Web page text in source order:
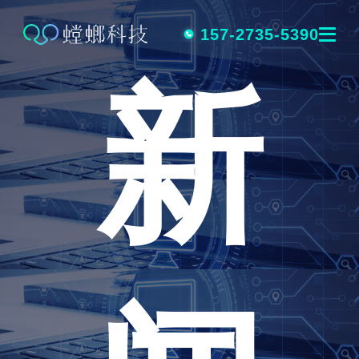
跳
内
容
157-2735-5390
新